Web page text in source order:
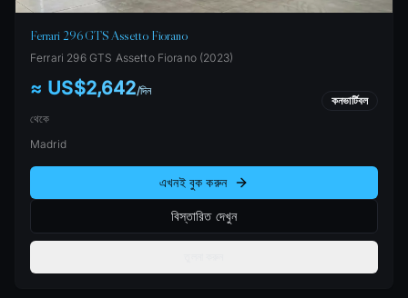
Ferrari 296 GTS Assetto Fiorano
Ferrari 296 GTS Assetto Fiorano(2023)
≈ US$2,642/দিন
থেকে
কনভার্টিবল
Madrid
এখনই বুক করুন
বিস্তারিত দেখুন